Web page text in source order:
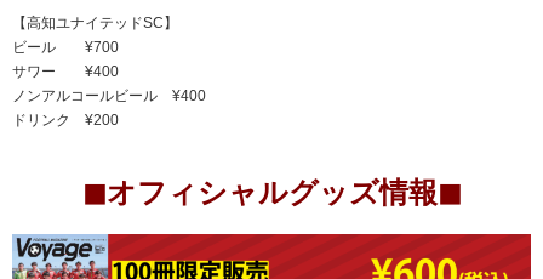
【高知ユナイテッドSC】
ビール ¥700
サワー ¥400
ノンアルコールビール ¥400
ドリンク ¥200
◼︎オフィシャルグッズ情報◼︎